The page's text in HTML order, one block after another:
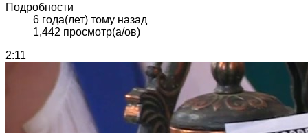
Подробности
6 года(лет) тому назад
1,442 просмотр(а/ов)
2:11